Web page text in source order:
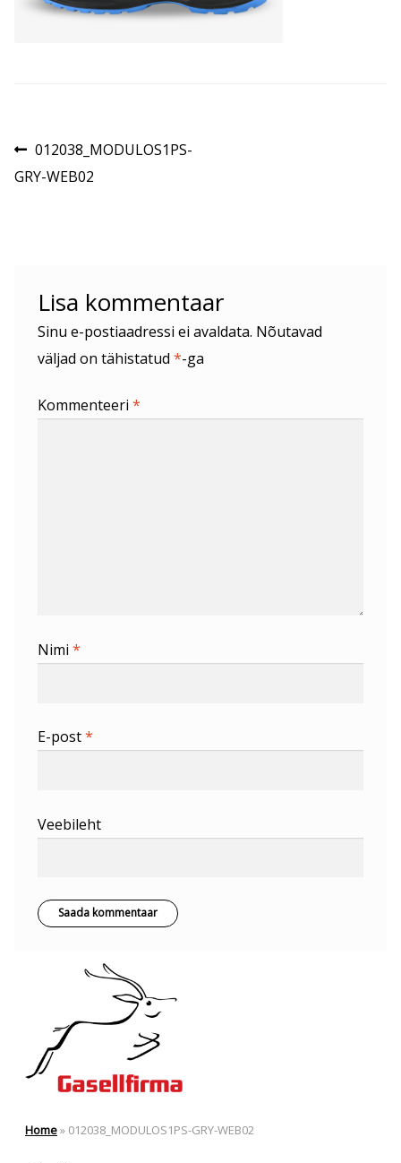
Navigeerimine
Eelmine
postitus:
012038_MODULOS1PS-
GRY-WEB02
Lisa kommentaar
Sinu e-postiaadressi ei avaldata. Nõutavad
väljad on tähistatud *-ga
Kommenteeri *
Nimi *
E-post*
Veebileht
Home» 012038_MODULOS1PS-GRY-WEB02